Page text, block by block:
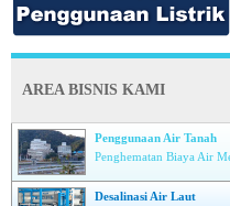
AREA BISNIS KAMI
Penggunaan Air Tanah
Penghematan Biaya Air
Desalinasi Air Laut